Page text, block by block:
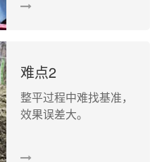
难点2
整平过程中难找基准，
效果误差大。